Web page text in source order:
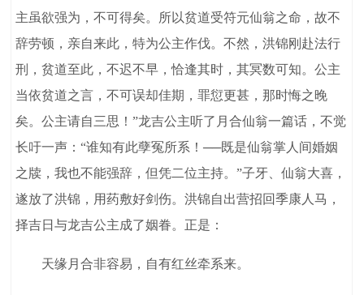
主虽欲强为，不可得矣。所以贫道受符元仙翁之命，故不
辞劳顿，亲自来此，特为公主作伐。不然，洪锦刚赴法行
刑，贫道至此，不迟不早，恰逢其时，其冥数可知。公主
当依贫道之言，不可误却佳期，罪愆更甚，那时悔之晚
矣。公主请自三思！”龙吉公主听了月合仙翁一篇话，不觉
长吁一声：“谁知有此孽冤所系！──既是仙翁掌人间婚姻
之牍，我也不能强辞，但凭二位主持。”子牙、仙翁大喜，
遂放了洪锦，用药敷好剑伤。洪锦自出营招回季康人马，
择吉日与龙吉公主成了姻眷。正是：
天缘月合非容易，自有红丝牵系来。